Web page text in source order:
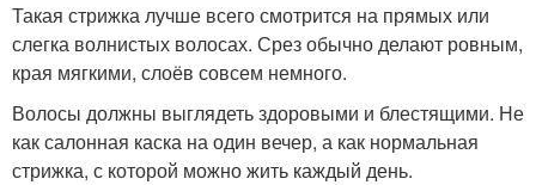
Такая стрижка лучше всего смотрится на прямых или
слегка волнистых волосах. Срез обычно делают ровным,
края мягкими, слоёв совсем немного.
Волосы должны выглядеть здоровыми и блестящими. Не
как салонная каска на один вечер, а как нормальная
стрижка, с которой можно жить каждый день.